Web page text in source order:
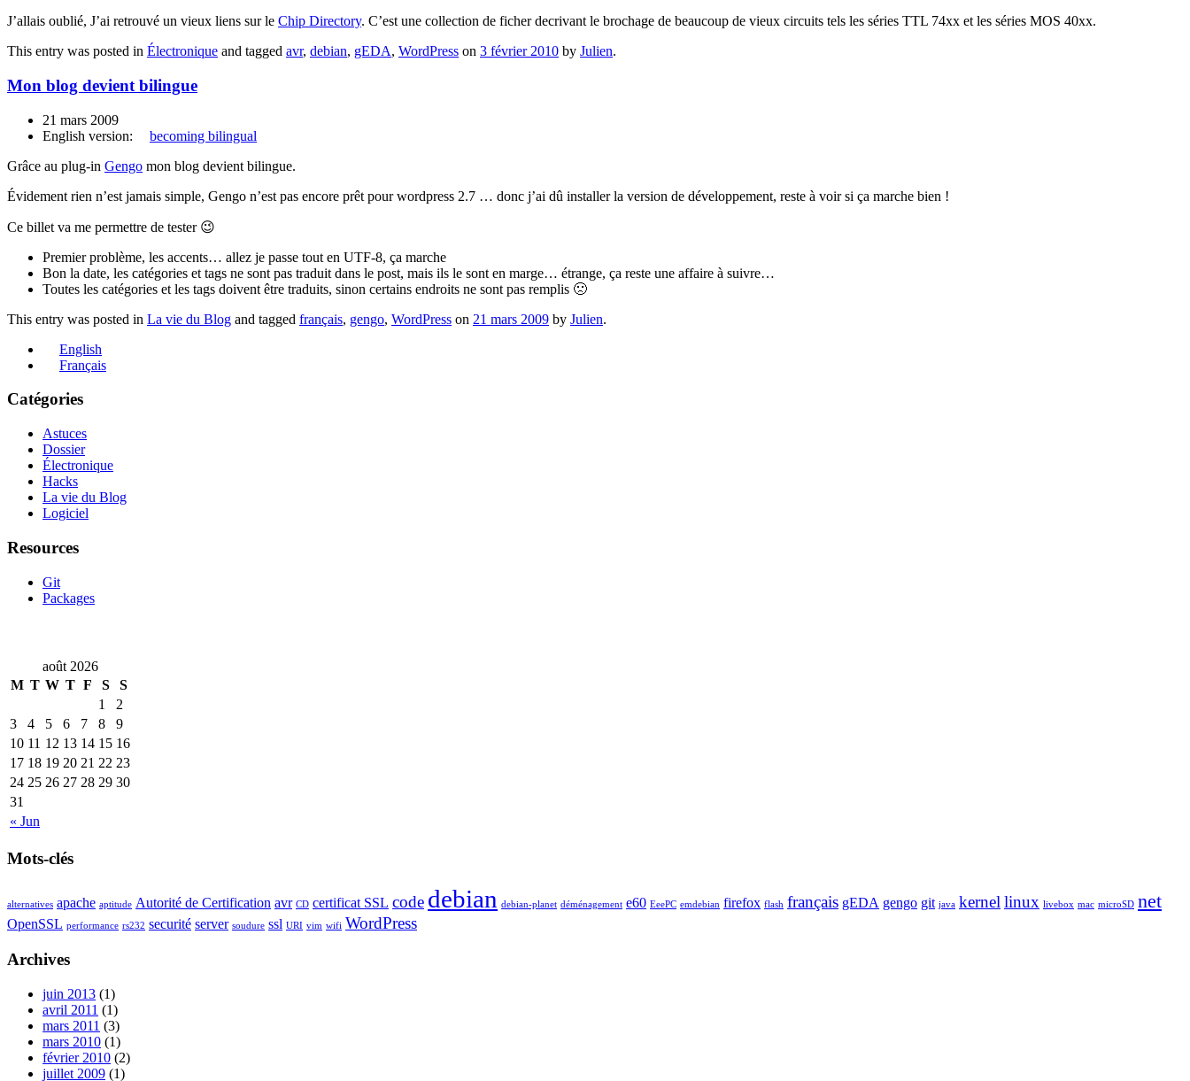
J’allais oublié, J’ai retrouvé un vieux liens sur le Chip Directory. C’est une collection de ficher decrivant le brochage de beaucoup de vieux circuits tels les séries TTL 74xx et les séries MOS 40xx.
This entry was posted in Électronique and tagged avr, debian, gEDA, WordPress on 3 février 2010 by Julien.
Mon blog devient bilingue
21 mars 2009
English version:
becoming bilingual
Grâce au plug-in Gengo mon blog devient bilingue.
Évidement rien n’est jamais simple, Gengo n’est pas encore prêt pour wordpress 2.7 … donc j’ai dû installer la version de développement, reste à voir si ça marche bien !
Ce billet va me permettre de tester 😉
Premier problème, les accents… allez je passe tout en UTF-8, ça marche
Bon la date, les catégories et tags ne sont pas traduit dans le post, mais ils le sont en marge… étrange, ça reste une affaire à suivre…
Toutes les catégories et les tags doivent être traduits, sinon certains endroits ne sont pas remplis 🙁
This entry was posted in La vie du Blog and tagged français, gengo, WordPress on 21 mars 2009 by Julien.
English
Français
Catégories
Astuces
Dossier
Électronique
Hacks
La vie du Blog
Logiciel
Resources
Git
Packages
août 2026
M T W T F S S
« Jun
1
2
3
4 5 6 7 8
9
10 11 12 13 14 15 16
17 18 19 20 21 22 23
24 25 26 27 28 29 30
31
Mots-clés
alternatives apache aptitude Autorité de Certification avr CD certificat SSL code debian debian-planet déménagement e60 EeePC emdebian firefox flash français gEDA gengo git java kernellinux livebox mac microSD net
OpenSSL performance rs232 securité server soudure ssl URI vim wifi WordPress
Archives
juin 2013 (1)
avril 2011 (1)
mars 2011 (3)
mars 2010 (1)
février 2010 (2)
juillet 2009 (1)